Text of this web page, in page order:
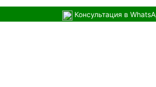
Консультация в